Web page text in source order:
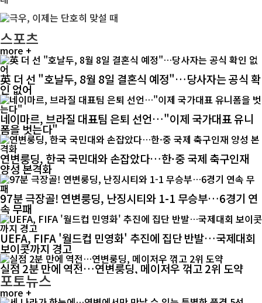
스포츠
more +
英 더 선 "호날두, 8월 8일 결혼식 예정"…당사자는 공식 확
인 없어
네이마르, 브라질 대표팀 은퇴 선언…"이제 국가대표 유니
폼을 벗는다"
연변룽딩, 한국 국민대와 손잡았다…한·중 국제 축구인재
양성 본격화
97분 극장골! 연변룽딩, 난징시티와 1-1 무승부…6경기 연
속 무패
UEFA, FIFA '월드컵 민영화' 추진에 집단 반발…국제대회
보이콧까지 경고
실점 2분 만에 역전…연변룽딩, 메이저우 꺾고 2위 도약
포토뉴스
more +